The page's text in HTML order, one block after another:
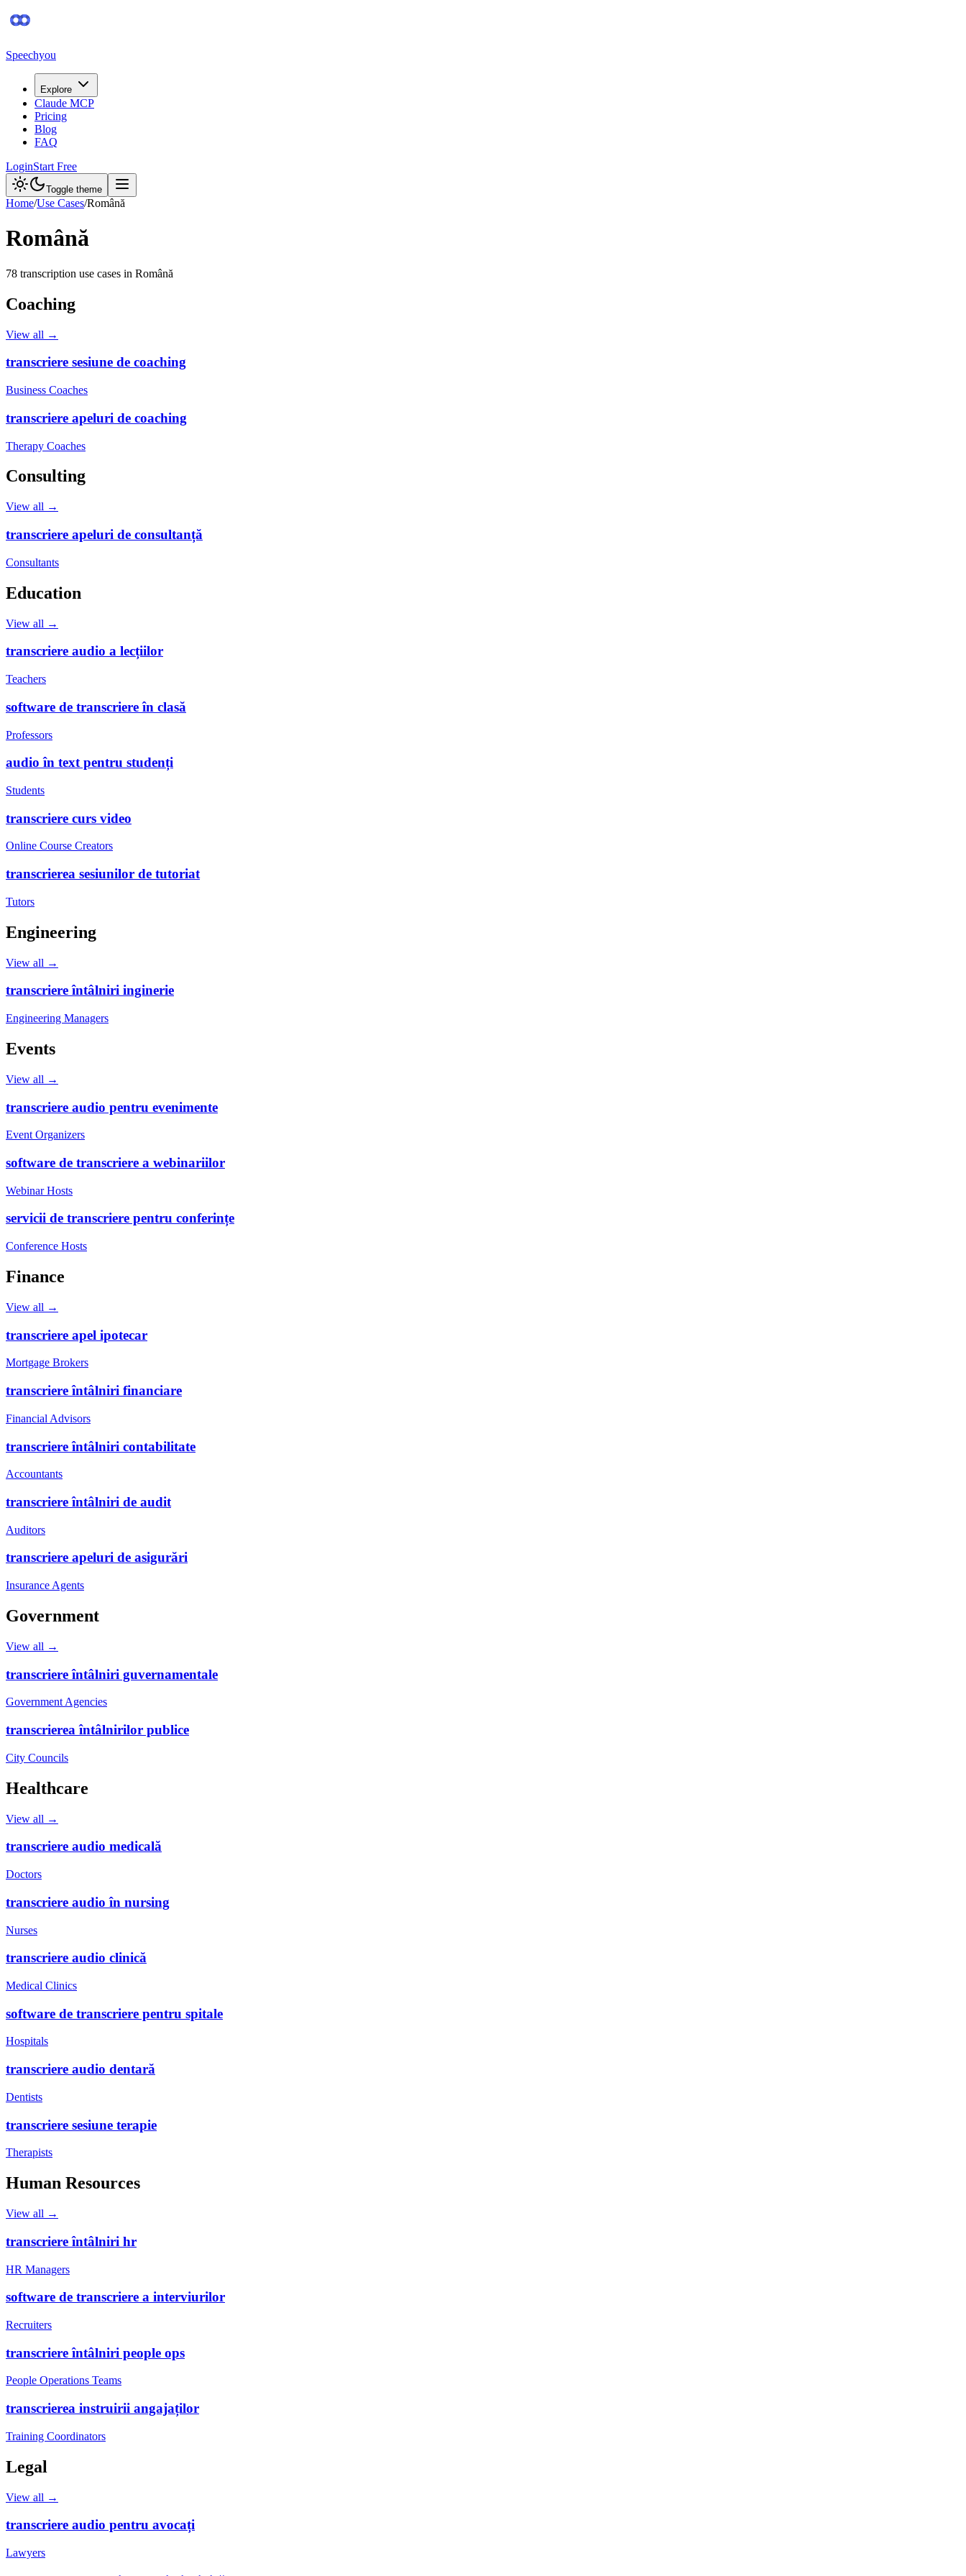
Speechyou
Explore
Claude MCP
Pricing
Blog
FAQ
LoginStart Free
Toggle theme
Home/Use Cases/Română
Română
78 transcription use cases in Română
Coaching
View all →
transcriere sesiune de coaching
Business Coaches
transcriere apeluri de coaching
Therapy Coaches
Consulting
View all →
transcriere apeluri de consultanță
Consultants
Education
View all →
transcriere audio a lecțiilor
Teachers
software de transcriere în clasă
Professors
audio în text pentru studenți
Students
transcriere curs video
Online Course Creators
transcrierea sesiunilor de tutoriat
Tutors
Engineering
View all →
transcriere întâlniri inginerie
Engineering Managers
Events
View all →
transcriere audio pentru evenimente
Event Organizers
software de transcriere a webinariilor
Webinar Hosts
servicii de transcriere pentru conferințe
Conference Hosts
Finance
View all →
transcriere apel ipotecar
Mortgage Brokers
transcriere întâlniri financiare
Financial Advisors
transcriere întâlniri contabilitate
Accountants
transcriere întâlniri de audit
Auditors
transcriere apeluri de asigurări
Insurance Agents
Government
View all →
transcriere întâlniri guvernamentale
Government Agencies
transcrierea întâlnirilor publice
City Councils
Healthcare
View all →
transcriere audio medicală
Doctors
transcriere audio în nursing
Nurses
transcriere audio clinică
Medical Clinics
software de transcriere pentru spitale
Hospitals
transcriere audio dentară
Dentists
transcriere sesiune terapie
Therapists
Human Resources
View all →
transcriere întâlniri hr
HR Managers
software de transcriere a interviurilor
Recruiters
transcriere întâlniri people ops
People Operations Teams
transcrierea instruirii angajaților
Training Coordinators
Legal
View all →
transcriere audio pentru avocați
Lawyers